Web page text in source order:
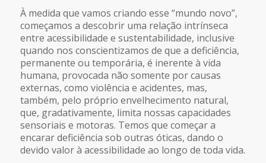
À medida que vamos criando esse “mundo novo”,
começamos a descobrir uma relação intrínseca
entre acessibilidade e sustentabilidade, inclusive
quando nos conscientizamos de que a deficiência,
permanente ou temporária, é inerente à vida
humana, provocada não somente por causas
externas, como violência e acidentes, mas,
também, pelo próprio envelhecimento natural,
que, gradativamente, limita nossas capacidades
sensoriais e motoras. Temos que começar a
encarar deficiência sob outras óticas, dando o
devido valor à acessibilidade ao longo de toda vida.